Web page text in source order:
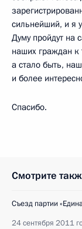
сильнейший, и я
Думу пройдут на
наших граждан к
а стало быть,
и более
Спасибо.
Смотрите
Съезд партии
24 сентября 2011